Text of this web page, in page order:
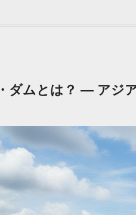
ダムとは？ — アジ